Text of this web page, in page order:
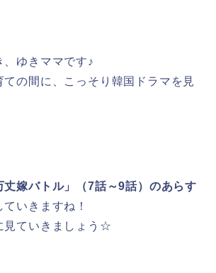
ゆきママです♪
の間に、こっそり韓国ドラマを見
丈嫁バトル」（7話～9話）のあらす
ていきますね！
見ていきましょう☆